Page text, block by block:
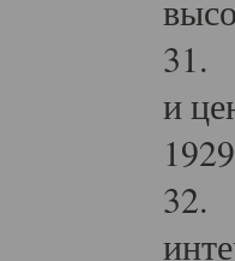
31.
и
32.